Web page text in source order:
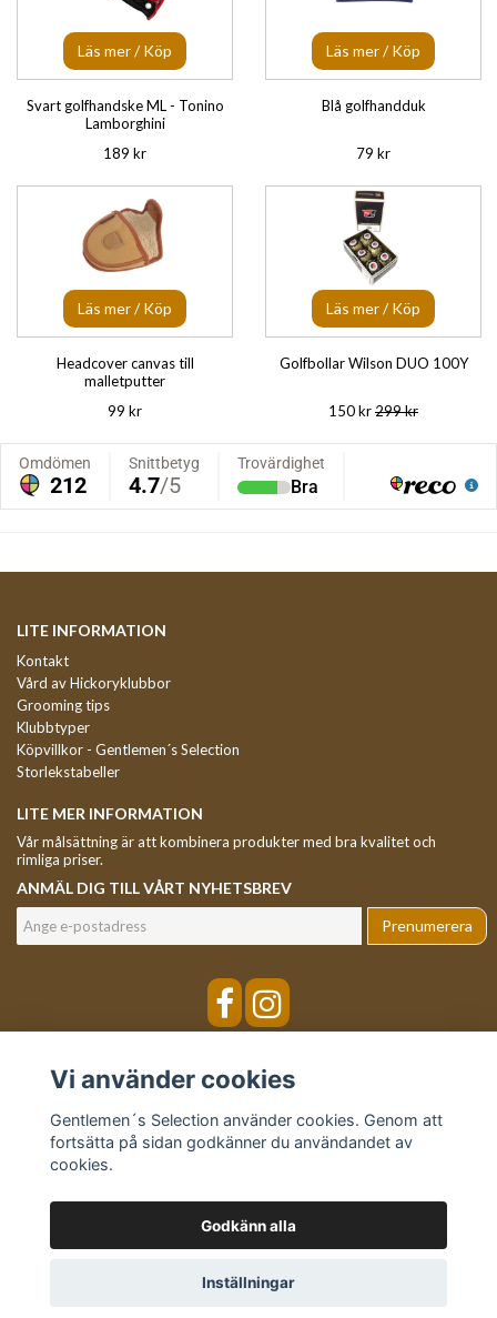
Läs mer / Köp
Svart golfhandske ML - Tonino
Lamborghini
189 kr
Läs mer / Köp
Blå golfhandduk
79 kr
Läs mer / Köp
Headcover canvas till
malletputter
99 kr
Läs mer / Köp
Golfbollar Wilson DUO 100Y
150 kr299 kr
LITE INFORMATION
Kontakt
Vård av Hickoryklubbor
Grooming tips
Klubbtyper
Köpvillkor - Gentlemen´s Selection
Storlekstabeller
LITE MER INFORMATION
Vår målsättning är att kombinera produkter med bra kvalitet och
rimliga priser.
ANMÄL DIG TILL VÅRT NYHETSBREV
Prenumerera
© Copyright Gentlemen´s Selection
Vi använder cookies
Gentlemen´s Selection använder cookies. Genom att
fortsätta på sidan godkänner du användandet av
cookies.
Godkänn alla
Inställningar